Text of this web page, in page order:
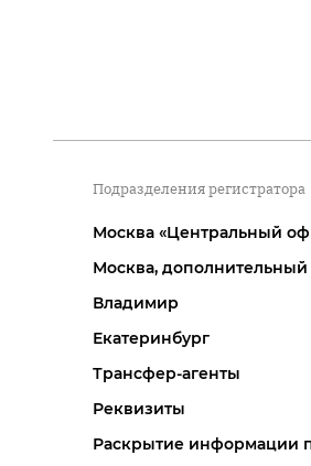
Подразделения регистратора
Москва «Центральный
Москва,
Владимир
Екатеринбург
Трансфер-агенты
Реквизиты
Раскрытие информации